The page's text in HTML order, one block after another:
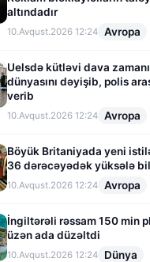
altındadır
10.Avqust.2026 12:24 Avropa
Uelsdə kütləvi dava
dünyasını dəyişib, polis
verib
10.Avqust.2026 12:24 Avropa
Böyük Britaniyada yeni
36 dərəcəyədək yüksələ
10.Avqust.2026 12:24 Avropa
İngiltərəli rəssam 150 min
üzən ada düzəltdi
10.Avqust.2026 12:24 Dünya